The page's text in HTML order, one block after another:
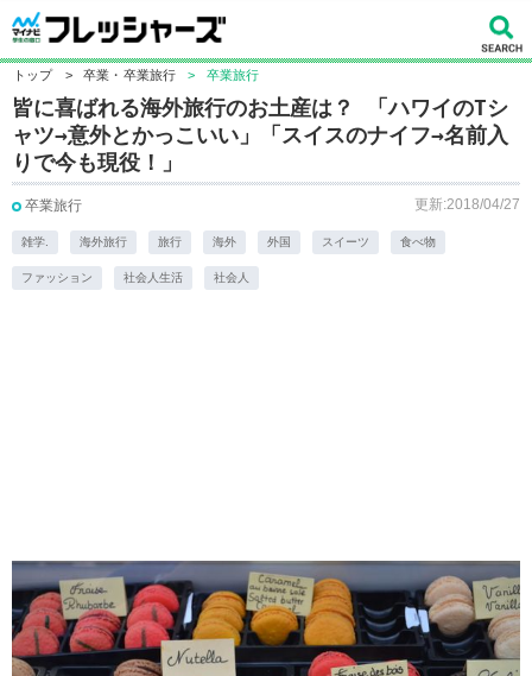
トップ > 卒業・卒業旅行 > 卒業旅行
皆に喜ばれる海外旅行のお土産は？ 「ハワイのTシ
ャツ→意外とかっこいい」「スイスのナイフ→名前入
りで今も現役！」
卒業旅行 更新:2018/04/27
雑学. 海外旅行 旅行 海外 外国 スイーツ 食べ物
ファッション 社会人生活 社会人